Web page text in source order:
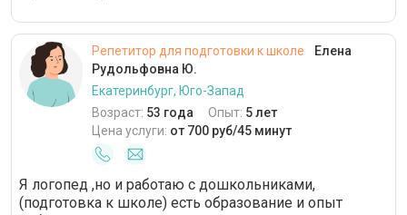
Репетитор для подготовки к школе
Елена
Рудольфовна Ю.
Екатеринбург, Юго-Запад
Возраст: 53 года Опыт: 5 лет
Цена услуги: от 700 руб/45 минут
Я логопед ,но и работаю с дошкольниками,
(подготовка к школе) есть образование и опыт